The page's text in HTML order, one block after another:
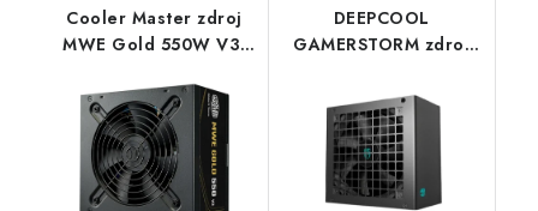
Cooler Master zdroj
MWE Gold 550W V3,
3.1 MPE-5502-ACAAG-
3BEU CoolerMaster
DEEPCOOL
GAMERSTORM zdroj
80+ Bronze, černá R-
PF550X-HD0B-JGEU
Deepcool